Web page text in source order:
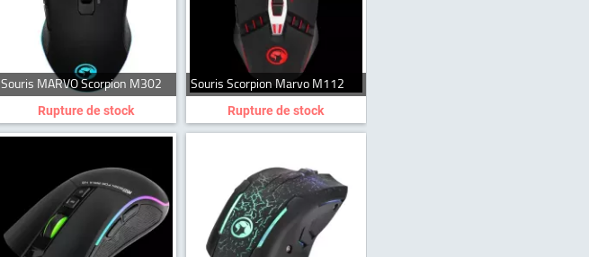
Souris MARVO Scorpion M302
Rupture de stock
Souris Scorpion Marvo M112
Rupture de stock